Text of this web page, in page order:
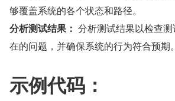
够覆盖系统的各个状态和路径。
分析测试结果： 分析测试结果以检查
在的问题，并确保系统的行为符合预期。
示例代码：